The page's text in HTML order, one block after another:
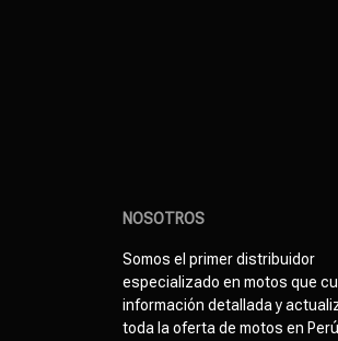
NOSOTROS
Somos el primer distribuidor
especializado en motos que
información detallada y
toda la oferta de motos en